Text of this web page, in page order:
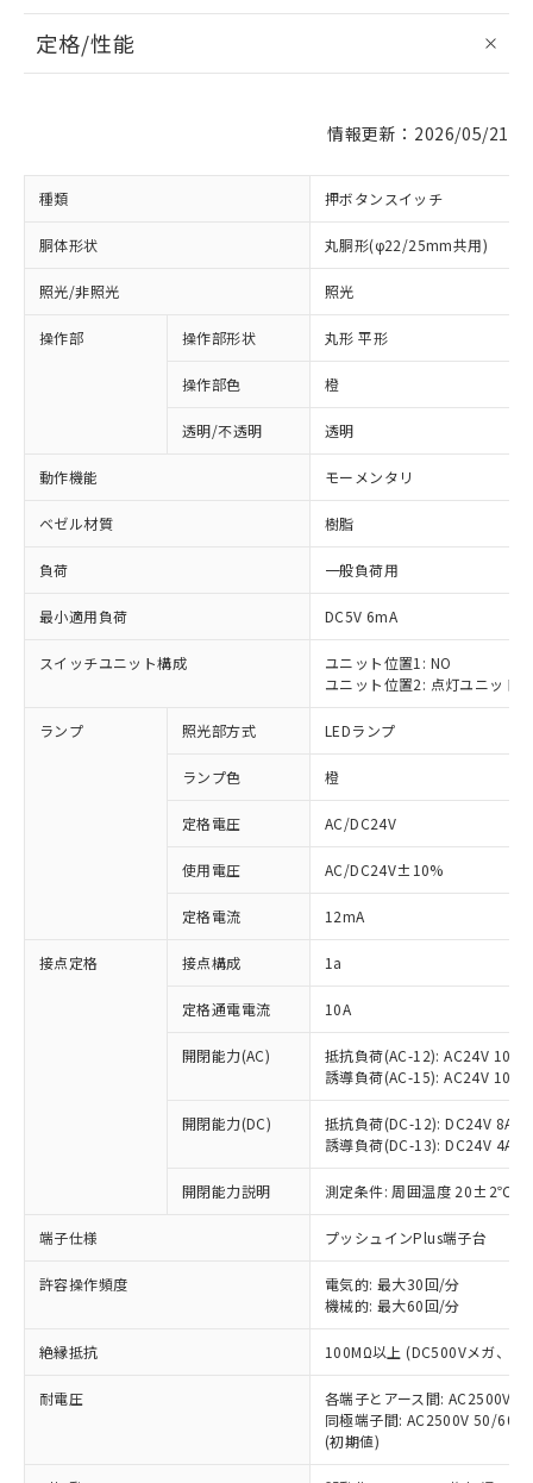
定格/性能
情報更新：2026/05/21
種類 押ボタンスイッチ
胴体形状 丸胴形(φ22/25mm共用)
照光/非照光 照光
操作部 操作部形状 丸形 平形
操作部色 橙
透明/不透明 透明
動作機能 モーメンタリ
ベゼル材質 樹脂
負荷 一般負荷用
最小適用負荷 DC5V 6mA
スイッチユニット構成
ユニット位置1: NO
ユニット位置2: 点灯ユニット
ランプ 照光部方式 LEDランプ
ランプ色 橙
定格電圧 AC/DC24V
使用電圧 AC/DC24V±10%
定格電流 12mA
接点定格 接点構成 1a
定格通電電流 10A
開閉能力(AC)
抵抗負荷(AC-12): AC24V 10A/
誘導負荷(AC-15): AC24V
開閉能力(DC)
抵抗負荷(DC-12): DC24V 8A/
誘導負荷(DC-13): DC24V 4A/
開閉能力説明 測定条件: 周囲温度 20±2℃、
端子仕様 プッシュインPlus端子台
許容操作頻度
電気的: 最大30回/分
機械的: 最大60回/分
絶縁抵抗 100MΩ以上 (DC500Vメガ、点
耐電圧
各端子とアース間: AC2500V
同極端子間: AC2500V 50/
(初期値)
ご利用条件
以下の条件をお読みいただき、同意のうえ
ご利用ください。
本サービスは、当社制御機器事業取扱
商品の当社在庫状況および標準価格
(税抜)を提供させていただくもので
当社制御機器事業取扱商品の中には、
本サービスの対象外となる商品もある
ことをご了承ください。
在庫状況および標準価格照会結果は、
記載している更新日時点での社内デー
タに基づき作成されるものであり、閲
覧された時点での実際の在庫および標
準価格とは異なる場合があることをご
※1 対応状況
対応済み：EU RoHS指令（10物質）の
非含有に対応した製品が提供可能な商品で
対応予定：EU RoHS指令（10物質）の非含
有に対応した製品に切り替える予定のある
対応予定なし：EU RoHS指令（10物質）の
非含有に非対応の商品で、対応品を出す予
定はありません。
調査・確認中：EU RoHS指令（10物質）の
非含有の対応状況を調査中または確認中の
非該当品：ライセンス料など無形物で、有
害物質有無と関係のない商品です。
仕入先様の事情により、非含有部品として
いたものが、含有品と判明した場合などや
むを得ず変更することがあります。
鉛(Pb) 1000ppm以下、 水銀(Hg) 1000ppm以下、 カド
六価クロム(Cr(Ⅵ)) 1000ppm以下、ポリ臭化ビフェニル
類(PBB) 1000ppm以下、ポリ臭化ジフェニルエーテル類
(PBDE) 1000ppm以下、フタル酸ビス(2-エチルヘキシ
※1 中国RoHS○×表
「○」：最大均質材料含有率が中国RoHSの
基準値以下であることを示します。
「×」：最大均質材料含有率が中国RoHSの
基準値を超えていることを示します。
「－」：未確認です。当社販売部門へお問
い合わせください。
*中国RoHS10物質の基準値 (GB/T26572)：
Pb(鉛) :1000ppm、 Hg(水銀) : 1000ppm、 Cd(カドミウ
Cr(Ⅵ)(六価クロム) : 1000ppm、 PBBs(ポリ臭化ビフェ
当社は、これら貴社製品のうち、外国
為替および外国貿易法に定める商品
（以下｢規制貨物等」という）を輸出
国政府の輸出許可(または役務取引許
可)を取得するなどの必要な手続きを